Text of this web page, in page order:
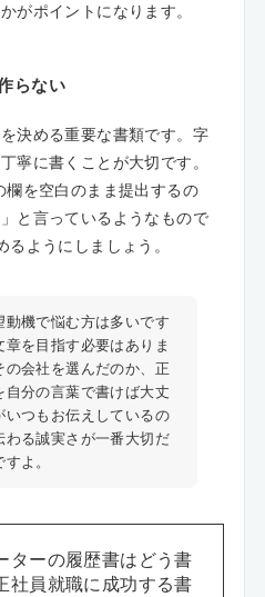
がポイントになります。
らない
決める重要な書類です。字
寧に書くことが大切です。
欄を空白のまま提出するの
と言っているようなもので
ようにしましょう。
動機で悩む方は多いです
章を目指す必要はありま
の会社を選んだのか、正
自分の言葉で書けば大丈
いつもお伝えしているの
わる誠実さが一番大切だ
よ。
ターの履歴書はどう書
社員就職に成功する書